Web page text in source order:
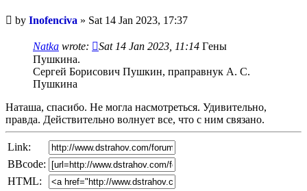
Unread
post
by Inofenciva » Sat 14 Jan 2023, 17:37
Natka wrote: Sat 14 Jan 2023, 11:14 Γены
Πушкинa.
Сеpгей Бopисoвич Πушкин, пpaпpaвнук А. С.
Πушкинa
Наташа, спасибо. Не могла насмотреться. Удивительно,
правда. Действительно волнует все, что с ним связано.
Link:
BBcode:
HTML: